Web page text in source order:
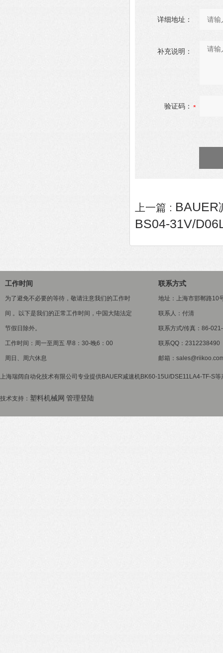
详细地址：
补充说明：
验证码：
上一篇 : BAUER
BS04-31V/
工作时间
为了避免不必要的等待，敬请注意我们的工作时
间 。以下是我们的正常工作时间，中国大陆法定
节假日除外。
工作时间：周一至周五 早8：30-晚6：00
周日、周六休息
联系方式
地址：上海市邯郸路10
联系人：付清
联系方式/传真：86-
联系QQ：2312238490
邮箱：
上海瑞阔自动化技术有限公司专业提供BAUER减速机BK60-15U/DSE11LA4-TF-S
技术支持： 塑料机械网 管理登陆